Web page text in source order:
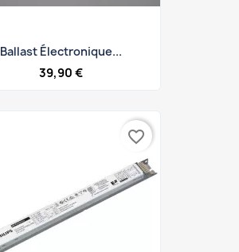
Ballast Électronique...
39,90 €
favorite_border